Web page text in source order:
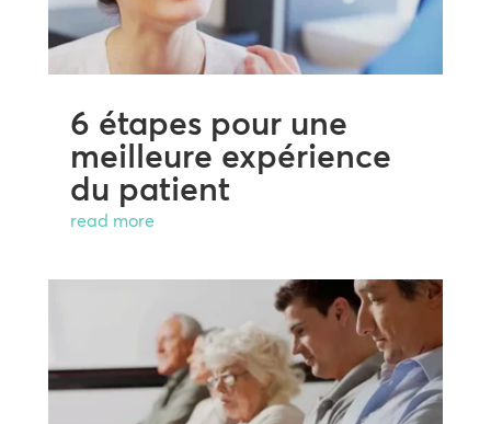
6 étapes pour une
meilleure expérience
du patient
read more